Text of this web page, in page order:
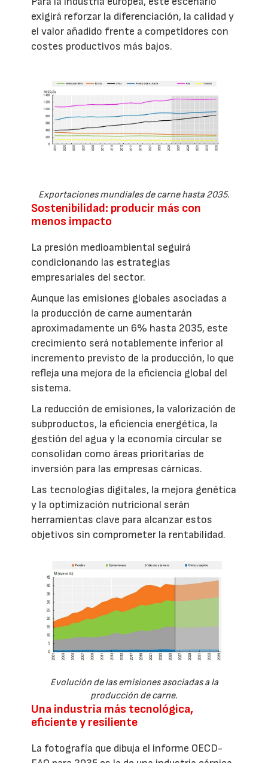
exigirá reforzar la diferenciación, la calidad y
el valor añadido frente a competidores con
costes productivos más bajos.
Exportaciones mundiales de carne hasta 2035.
Sostenibilidad: producir más con
menos impacto
La presión medioambiental seguirá
condicionando las estrategias
empresariales del sector.
Aunque las emisiones globales asociadas a
la producción de carne aumentarán
aproximadamente un 6% hasta 2035, este
crecimiento será notablemente inferior al
incremento previsto de la producción, lo que
refleja una mejora de la eficiencia global del
sistema.
La reducción de emisiones, la valorización de
subproductos, la eficiencia energética, la
gestión del agua y la economía circular se
consolidan como áreas prioritarias de
inversión para las empresas cárnicas.
Las tecnologías digitales, la mejora genética
y la optimización nutricional serán
herramientas clave para alcanzar estos
objetivos sin comprometer la rentabilidad.
Evolución de las emisiones asociadas a la
producción de carne.
Una industria más tecnológica,
eficiente y resiliente
La fotografía que dibuja el informe OECD-